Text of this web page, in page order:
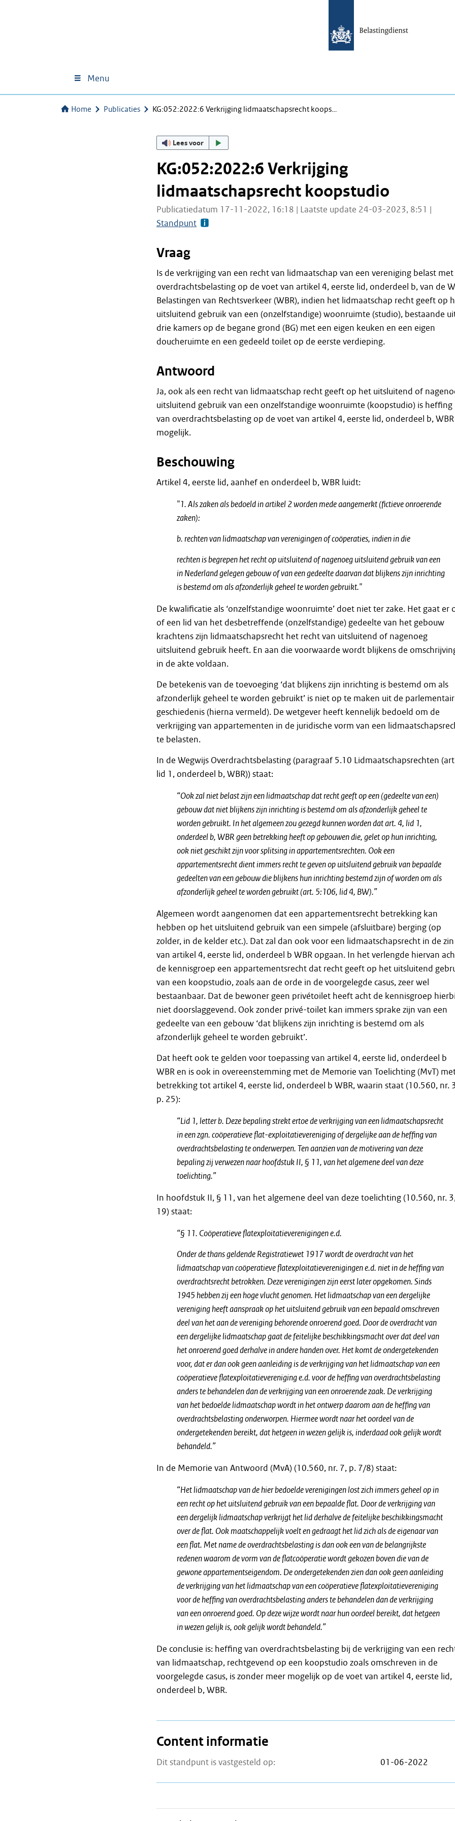
Menu
Home Publicaties KG:052:2022:6 Verkrijging lidmaatschapsrecht koops…
Lees voor
KG:052:2022:6 Verkrijging
lidmaatschapsrecht koopstudio
Publicatiedatum 17-11-2022, 16:18 | Laatste update 24-03-2023, 8:51 |
Standpunt
Vraag
Is de verkrijging van een recht van lidmaatschap van een vereniging belast met
overdrachtsbelasting op de voet van artikel 4, eerste lid, onderdeel b, van de
Belastingen van Rechtsverkeer (WBR), indien het lidmaatschap recht geeft op
uitsluitend gebruik van een (onzelfstandige) woonruimte (studio), bestaande
drie kamers op de begane grond (BG) met een eigen keuken en een eigen
doucheruimte en een gedeeld toilet op de eerste verdieping.
Antwoord
Ja, ook als een recht van lidmaatschap recht geeft op het uitsluitend of
uitsluitend gebruik van een onzelfstandige woonruimte (koopstudio) is heffing
van overdrachtsbelasting op de voet van artikel 4, eerste lid, onderdeel b, WBR
mogelijk.
Beschouwing
Artikel 4, eerste lid, aanhef en onderdeel b, WBR luidt:
"1. Als zaken als bedoeld in artikel 2 worden mede aangemerkt (fictieve onroerende
zaken):
b. rechten van lidmaatschap van verenigingen of coöperaties, indien in die
rechten is begrepen het recht op uitsluitend of nagenoeg uitsluitend gebruik van een
in Nederland gelegen gebouw of van een gedeelte daarvan dat blijkens zijn inrichting
is bestemd om als afzonderlijk geheel te worden gebruikt."
De kwalificatie als ‘onzelfstandige woonruimte’ doet niet ter zake. Het gaat er
of een lid van het desbetreffende (onzelfstandige) gedeelte van het gebouw
krachtens zijn lidmaatschapsrecht het recht van uitsluitend of nagenoeg
uitsluitend gebruik heeft. En aan die voorwaarde wordt blijkens de
in de akte voldaan.
De betekenis van de toevoeging ‘dat blijkens zijn inrichting is bestemd om als
afzonderlijk geheel te worden gebruikt’ is niet op te maken uit de
geschiedenis (hierna vermeld). De wetgever heeft kennelijk bedoeld om de
verkrijging van appartementen in de juridische vorm van een
te belasten.
In de Wegwijs Overdrachtsbelasting (paragraaf 5.10 Lidmaatschapsrechten
lid 1, onderdeel b, WBR)) staat:
“Ook zal niet belast zijn een lidmaatschap dat recht geeft op een (gedeelte van een)
gebouw dat niet blijkens zijn inrichting is bestemd om als afzonderlijk geheel te
worden gebruikt. In het algemeen zou gezegd kunnen worden dat art. 4, lid 1,
onderdeel b, WBR geen betrekking heeft op gebouwen die, gelet op hun inrichting,
ook niet geschikt zijn voor splitsing in appartementsrechten. Ook een
appartementsrecht dient immers recht te geven op uitsluitend gebruik van bepaalde
gedeelten van een gebouw die blijkens hun inrichting bestemd zijn of worden om als
afzonderlijk geheel te worden gebruikt (art. 5:106, lid 4, BW).”
Algemeen wordt aangenomen dat een appartementsrecht betrekking kan
hebben op het uitsluitend gebruik van een simpele (afsluitbare) berging (op
zolder, in de kelder etc.). Dat zal dan ook voor een lidmaatschapsrecht in de zin
van artikel 4, eerste lid, onderdeel b WBR opgaan. In het verlengde hiervan
de kennisgroep een appartementsrecht dat recht geeft op het uitsluitend
van een koopstudio, zoals aan de orde in de voorgelegde casus, zeer wel
bestaanbaar. Dat de bewoner geen privétoilet heeft acht de kennisgroep
niet doorslaggevend. Ook zonder privé-toilet kan immers sprake zijn van een
gedeelte van een gebouw ‘dat blijkens zijn inrichting is bestemd om als
afzonderlijk geheel te worden gebruikt’.
Dat heeft ook te gelden voor toepassing van artikel 4, eerste lid, onderdeel b
WBR en is ook in overeenstemming met de Memorie van Toelichting (MvT)
betrekking tot artikel 4, eerste lid, onderdeel b WBR, waarin staat (10.560, nr.
p. 25):
“Lid 1, letter b. Deze bepaling strekt ertoe de verkrijging van een lidmaatschapsrecht
in een zgn. coöperatieve flat-exploitatievereniging of dergelijke aan de heffing van
overdrachtsbelasting te onderwerpen. Ten aanzien van de motivering van deze
bepaling zij verwezen naar hoofdstuk II, § 11, van het algemene deel van deze
toelichting.”
In hoofdstuk II, § 11, van het algemene deel van deze toelichting (10.560, nr.
19) staat:
“§ 11. Coöperatieve flatexploitatieverenigingen e.d.
Onder de thans geldende Registratiewet 1917 wordt de overdracht van het
lidmaatschap van coöperatieve flatexploitatieverenigingen e.d. niet in de heffing van
overdrachtsrecht betrokken. Deze verenigingen zijn eerst later opgekomen. Sinds
1945 hebben zij een hoge vlucht genomen. Het lidmaatschap van een dergelijke
vereniging heeft aanspraak op het uitsluitend gebruik van een bepaald omschreven
deel van het aan de vereniging behorende onroerend goed. Door de overdracht van
een dergelijke lidmaatschap gaat de feitelijke beschikkingsmacht over dat deel van
het onroerend goed derhalve in andere handen over. Het komt de ondergetekenden
voor, dat er dan ook geen aanleiding is de verkrijging van het lidmaatschap van een
coöperatieve flatexploitatievereniging e.d. voor de heffing van overdrachtsbelasting
anders te behandelen dan de verkrijging van een onroerende zaak. De verkrijging
van het bedoelde lidmaatschap wordt in het ontwerp daarom aan de heffing van
overdrachtsbelasting onderworpen. Hiermee wordt naar het oordeel van de
ondergetekenden bereikt, dat hetgeen in wezen gelijk is, inderdaad ook gelijk wordt
behandeld.”
In de Memorie van Antwoord (MvA) (10.560, nr. 7, p. 7/8) staat:
“Het lidmaatschap van de hier bedoelde verenigingen lost zich immers geheel op in
een recht op het uitsluitend gebruik van een bepaalde flat. Door de verkrijging van
een dergelijk lidmaatschap verkrijgt het lid derhalve de feitelijke beschikkingsmacht
over de flat. Ook maatschappelijk voelt en gedraagt het lid zich als de eigenaar van
een flat. Met name de overdrachtsbelasting is dan ook een van de belangrijkste
redenen waarom de vorm van de flatcoöperatie wordt gekozen boven die van de
gewone appartementseigendom. De ondergetekenden zien dan ook geen aanleiding
de verkrijging van het lidmaatschap van een coöperatieve flatexploitatievereniging
voor de heffing van overdrachtsbelasting anders te behandelen dan de verkrijging
van een onroerend goed. Op deze wijze wordt naar hun oordeel bereikt, dat hetgeen
in wezen gelijk is, ook gelijk wordt behandeld.”
De conclusie is: heffing van overdrachtsbelasting bij de verkrijging van een
van lidmaatschap, rechtgevend op een koopstudio zoals omschreven in de
voorgelegde casus, is zonder meer mogelijk op de voet van artikel 4, eerste lid,
onderdeel b, WBR.
Content informatie
Dit standpunt is vastgesteld op: 01-06-2022